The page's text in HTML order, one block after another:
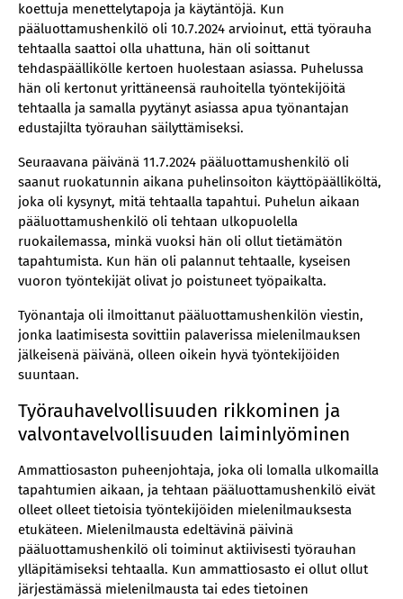
koettuja menettelytapoja ja käytäntöjä. Kun
pääluottamushenkilö oli 10.7.2024 arvioinut, että työrauha
tehtaalla saattoi olla uhattuna, hän oli soittanut
tehdaspäällikölle kertoen huolestaan asiassa. Puhelussa
hän oli kertonut yrittäneensä rauhoitella työntekijöitä
tehtaalla ja samalla pyytänyt asiassa apua työnantajan
edustajilta työrauhan säilyttämiseksi.
Seuraavana päivänä 11.7.2024 pääluottamushenkilö oli
saanut ruokatunnin aikana puhelinsoiton käyttöpäälliköltä,
joka oli kysynyt, mitä tehtaalla tapahtui. Puhelun aikaan
pääluottamushenkilö oli tehtaan ulkopuolella
ruokailemassa, minkä vuoksi hän oli ollut tietämätön
tapahtumista. Kun hän oli palannut tehtaalle, kyseisen
vuoron työntekijät olivat jo poistuneet työpaikalta.
Työnantaja oli ilmoittanut pääluottamushenkilön viestin,
jonka laatimisesta sovittiin palaverissa mielenilmauksen
jälkeisenä päivänä, olleen oikein hyvä työntekijöiden
suuntaan.
Työrauhavelvollisuuden rikkominen ja
valvontavelvollisuuden laiminlyöminen
Ammattiosaston puheenjohtaja, joka oli lomalla ulkomailla
tapahtumien aikaan, ja tehtaan pääluottamushenkilö eivät
olleet olleet tietoisia työntekijöiden mielenilmauksesta
etukäteen. Mielenilmausta edeltävinä päivinä
pääluottamushenkilö oli toiminut aktiivisesti työrauhan
ylläpitämiseksi tehtaalla. Kun ammattiosasto ei ollut ollut
järjestämässä mielenilmausta tai edes tietoinen